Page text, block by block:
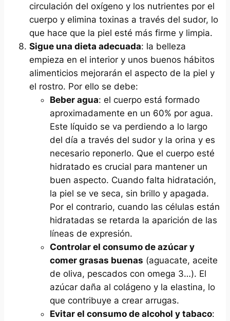
circulación del oxígeno y los nutrientes por el
cuerpo y elimina toxinas a través del sudor, lo
que hace que la piel esté más firme y limpia.
Sigue una dieta adecuada: la belleza
empieza en el interior y unos buenos hábitos
alimenticios mejorarán el aspecto de la piel y
el rostro. Por ello se debe:
Beber agua: el cuerpo está formado
aproximadamente en un 60% por agua.
Este líquido se va perdiendo a lo largo
del día a través del sudor y la orina y es
necesario reponerlo. Que el cuerpo esté
hidratado es crucial para mantener un
buen aspecto. Cuando falta hidratación,
la piel se ve seca, sin brillo y apagada.
Por el contrario, cuando las células están
hidratadas se retarda la aparición de las
líneas de expresión.
Controlar el consumo de azúcar y
comer grasas buenas (aguacate, aceite
de oliva, pescados con omega 3…). El
azúcar daña al colágeno y la elastina, lo
que contribuye a crear arrugas.
Evitar el consumo de alcohol y tabaco: